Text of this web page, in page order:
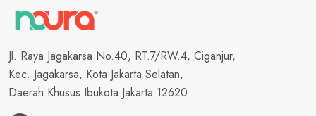
Jl. Raya Jagakarsa No.40, RT.7/RW.4, Ciganjur,
Kec. Jagakarsa, Kota Jakarta Selatan,
Daerah Khusus Ibukota Jakarta 12620